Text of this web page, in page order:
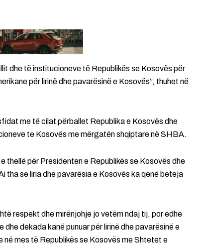
dhe të institucioneve të Republikës se Kosovës për
për lirinë dhe pavarësinë e Kosovës”, thuhet në
me të cilat përballet Republika e Kosovës dhe
te Kosovës me mërgatën shqiptare në SHBA.
thellë për Presidenten e Republikës se Kosovës dhe
tha se liria dhe pavarësia e Kosovës ka qenë beteja
respekt dhe mirënjohje jo vetëm ndaj tij, por edhe
dekada kanë punuar për lirinë dhe pavarësinë e
mes të Republikës se Kosovës me Shtetet e